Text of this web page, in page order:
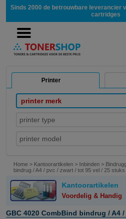
Sinds 2000 de betrouwbare leverancier
cartridges
Printer
printer merk
printer type
printer model
Home > Kantoorartikelen > Inbinden >
bindrug / A4 / pvc / zwart / tot 95 vel / 25 stuks
Kantoorartikelen
Voordelig & Handig
GBC 4020 CombBind bindrug / A4